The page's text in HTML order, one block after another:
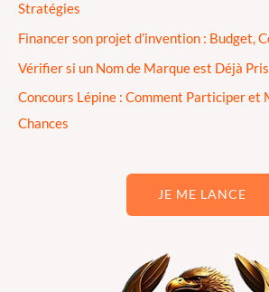
Stratégies
Financer son projet d’invention : Budget,
Vérifier si un Nom de Marque est Déjà
Concours Lépine : Comment Participer et
Chances
JE ME LANCE